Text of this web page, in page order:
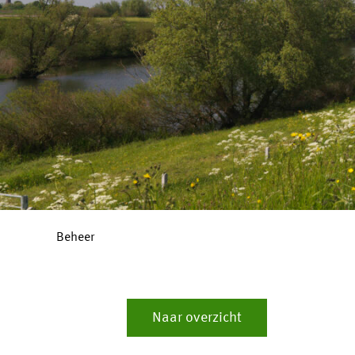
Beheer
Naar overzicht